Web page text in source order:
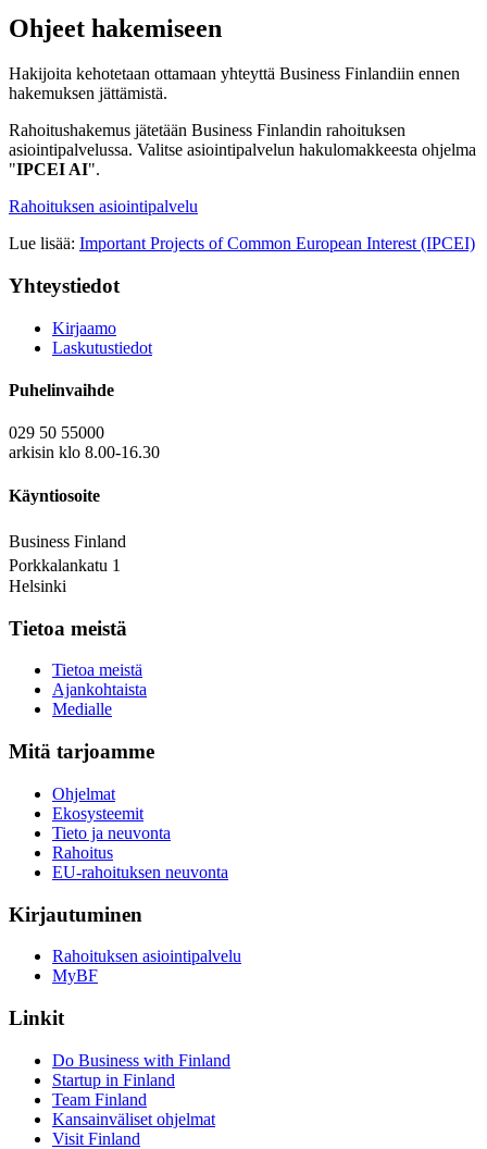
Ohjeet hakemiseen
Hakijoita kehotetaan ottamaan yhteyttä Business Finlandiin ennen
hakemuksen jättämistä.
Rahoitushakemus jätetään Business Finlandin rahoituksen
asiointipalvelussa. Valitse asiointipalvelun hakulomakkeesta ohjelma
"IPCEI AI".
Rahoituksen asiointipalvelu
Lue lisää: Important Projects of Common European Interest (IPCEI)
Yhteystiedot
Kirjaamo
Laskutustiedot
Puhelinvaihde
029 50 55000
arkisin klo 8.00-16.30
Käyntiosoite
Business Finland
Porkkalankatu 1
Helsinki
Tietoa meistä
Tietoa meistä
Ajankohtaista
Medialle
Mitä tarjoamme
Ohjelmat
Ekosysteemit
Tieto ja neuvonta
Rahoitus
EU-rahoituksen neuvonta
Kirjautuminen
Rahoituksen asiointipalvelu
MyBF
Linkit
Do Business with Finland
Startup in Finland
Team Finland
Kansainväliset ohjelmat
Visit Finland